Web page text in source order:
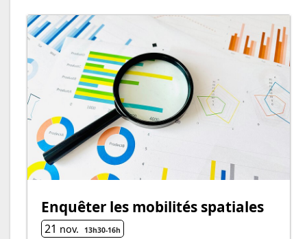
Enquêter les mobilités spatiales
21 nov. 13h30-16h